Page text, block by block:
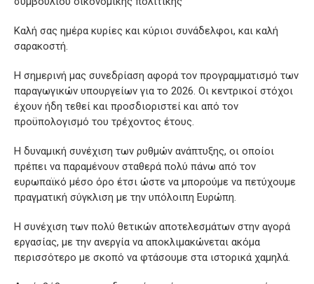
Καλή σας ημέρα κυρίες και κύριοι συνάδελφοι, και καλή
σαρακοστή.
Η σημερινή μας συνεδρίαση αφορά τον προγραμματισμό των
παραγωγικών υπουργείων για το 2026. Οι κεντρικοί στόχοι
έχουν ήδη τεθεί και προσδιοριστεί και από τον
προϋπολογισμό του τρέχοντος έτους.
Η δυναμική συνέχιση των ρυθμών ανάπτυξης, οι οποίοι
πρέπει να παραμένουν σταθερά πολύ πάνω από τον
ευρωπαϊκό μέσο όρο έτσι ώστε να μπορούμε να πετύχουμε
πραγματική σύγκλιση με την υπόλοιπη Ευρώπη.
Η συνέχιση των πολύ θετικών αποτελεσμάτων στην αγορά
εργασίας, με την ανεργία να αποκλιμακώνεται ακόμα
περισσότερο με σκοπό να φτάσουμε στα ιστορικά χαμηλά.